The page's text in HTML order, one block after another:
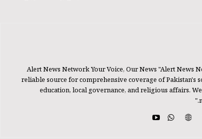
Alert News Network Your Voice, Our News "Alert News
reliable source for comprehensive coverage of Pakistan's
education, local governance, and religious affairs.